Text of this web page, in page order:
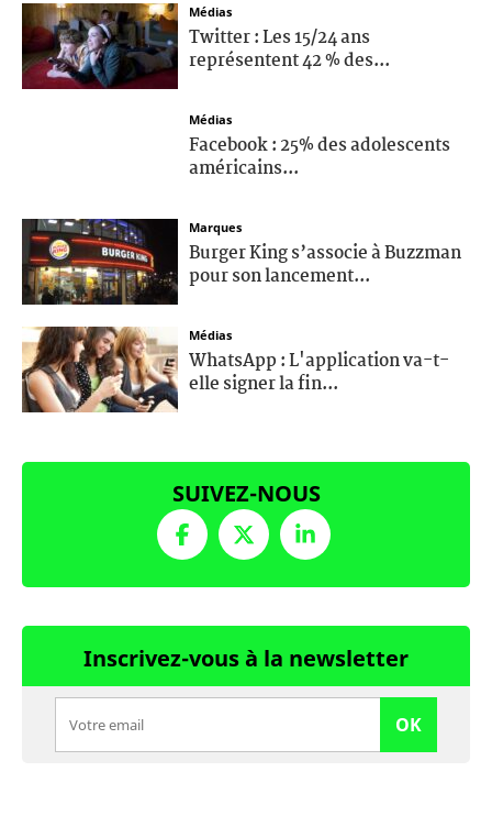
Médias
Twitter : Les 15/24 ans
représentent 42 % des...
Médias
Facebook : 25% des adolescents
américains...
Marques
Burger King s’associe à Buzzman
pour son lancement...
Médias
WhatsApp : L'application va-t-
elle signer la fin...
SUIVEZ-NOUS
Inscrivez-vous à la newsletter
OK